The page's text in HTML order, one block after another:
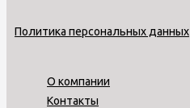
Политика персональных данных
О компании
Контакты